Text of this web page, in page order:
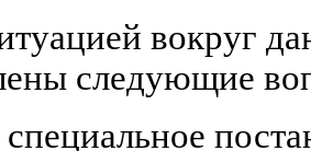
вокруг
следующие